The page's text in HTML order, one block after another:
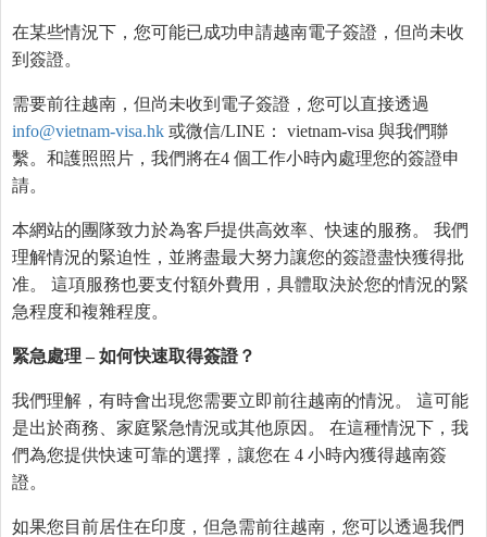
在某些情況下，您可能已成功申請越南電子簽證，但尚未收
到簽證。
需要前往越南，但尚未收到電子簽證，您可以直接透過
info@vietnam-visa.hk 或微信/LINE： vietnam-visa 與我們聯
繫。和護照照片，我們將在4 個工作小時內處理您的簽證申
請。
本網站的團隊致力於為客戶提供高效率、快速的服務。 我們
理解情況的緊迫性，並將盡最大努力讓您的簽證盡快獲得批
准。 這項服務也要支付額外費用，具體取決於您的情況的緊
急程度和複雜程度。
緊急處理 – 如何快速取得簽證？
我們理解，有時會出現您需要立即前往越南的情況。 這可能
是出於商務、家庭緊急情況或其他原因。 在這種情況下，我
們為您提供快速可靠的選擇，讓您在 4 小時內獲得越南簽
證。
如果您目前居住在印度，但急需前往越南，您可以透過我們